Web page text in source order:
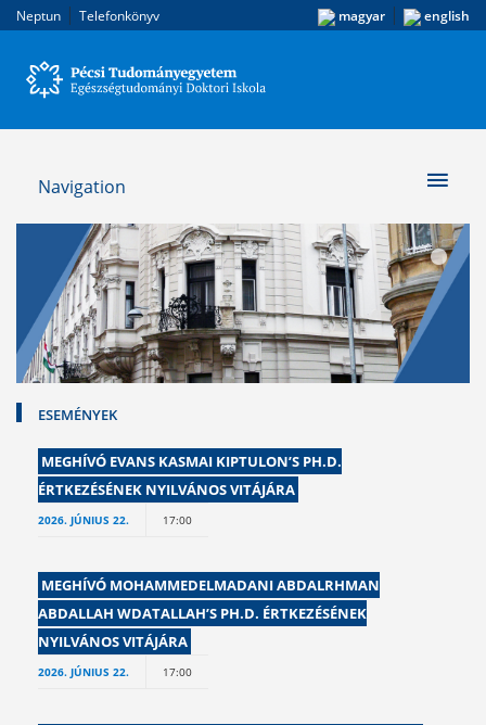
Neptun | Telefonkönyv magyar | english
Navigation
ESEMÉNYEK
MEGHÍVÓ EVANS KASMAI KIPTULON’S PH.D.
ÉRTKEZÉSÉNEK NYILVÁNOS VITÁJÁRA
2026. JÚNIUS 22. 17:00
MEGHÍVÓ MOHAMMEDELMADANI ABDALRHMAN
ABDALLAH WDATALLAH’S PH.D. ÉRTKEZÉSÉNEK
NYILVÁNOS VITÁJÁRA
2026. JÚNIUS 22. 17:00